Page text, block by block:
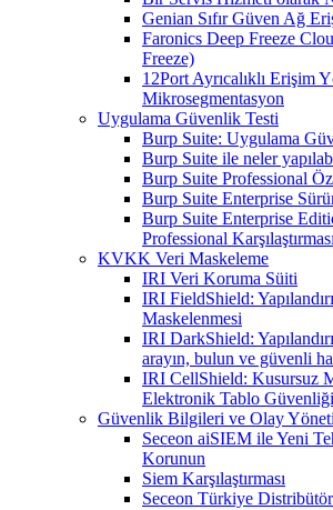
Genian Sıfır Güven Ağ
Faronics Deep Freeze
Freeze)
12Port Ayrıcalıklı Erişim
Mikrosegmentasyon
Uygulama Güvenlik Testi
Burp Suite: Uygulama
Burp Suite ile neler
Burp Suite Professional
Burp Suite Enterprise
Burp Suite Enterprise
Professional Karşılaştırması
KVKK Veri Maskeleme
IRI Veri Koruma Süiti
IRI FieldShield:
Maskelenmesi
IRI DarkShield:
arayın, bulun ve güvenli
IRI CellShield: Kusursuz
Elektronik Tablo Güvenliği
Güvenlik Bilgileri ve Olay
Seceon aiSIEM ile Yeni
Korunun
Siem Karşılaştırması
Seceon Türkiye